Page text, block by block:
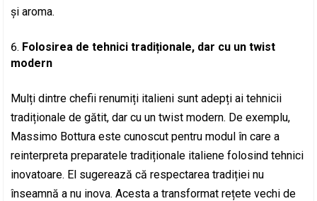
și aroma.
Folosirea de tehnici tradiționale, dar cu un twist
modern
Mulți dintre chefii renumiți italieni sunt adepți ai tehnicii
tradiționale de gătit, dar cu un twist modern. De exemplu,
Massimo Bottura este cunoscut pentru modul în care a
reinterpreta preparatele tradiționale italiene folosind tehnici
inovatoare. El sugerează că respectarea tradiției nu
înseamnă a nu inova. Acesta a transformat rețete vechi de